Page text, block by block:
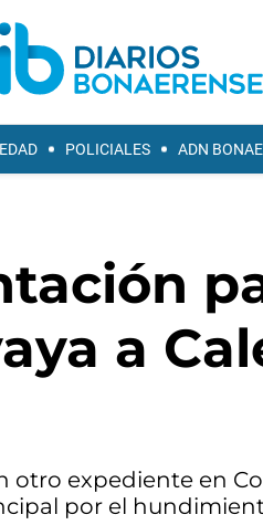
POLICIALES ADN
a
otro expediente en
por el